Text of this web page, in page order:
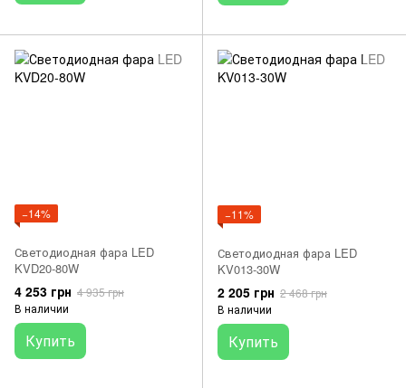
−14%
Светодиодная фара LED
KVD20-80W
4 253 грн 4 935 грн
В наличии
Купить
−11%
Светодиодная фара LED
KV013-30W
2 205 грн 2 468 грн
В наличии
Купить